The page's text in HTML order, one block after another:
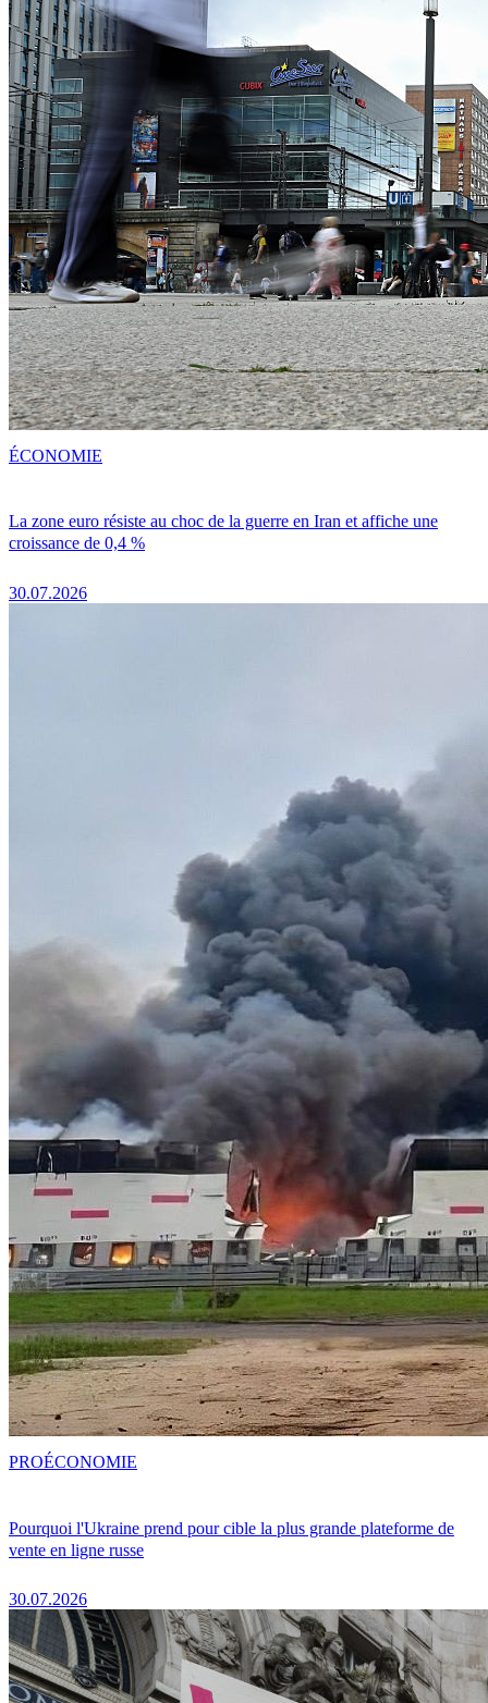
La zone euro résiste au choc de la guerre en Iran et affiche une
croissance de 0,4 %
30.07.2026
ÉCONOMIE
Pourquoi l'Ukraine prend pour cible la plus grande plateforme de
vente en ligne russe
30.07.2026
PROÉCONOMIE